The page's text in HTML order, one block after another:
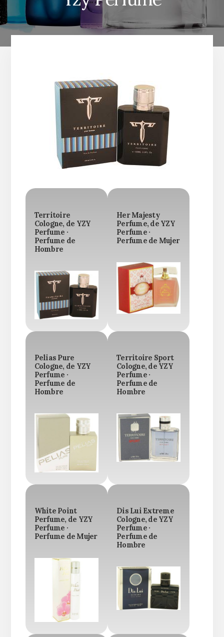
Territoire
Cologne, de YZY
Perfume ·
Perfume de
Hombre
Her Majesty
Perfume, de YZY
Perfume ·
Perfume de Mujer
Pelias Pure
Cologne, de YZY
Perfume ·
Perfume de
Hombre
Territoire Sport
Cologne, de YZY
Perfume ·
Perfume de
Hombre
White Point
Perfume, de YZY
Perfume ·
Perfume de Mujer
Dis Lui Extreme
Cologne, de YZY
Perfume ·
Perfume de
Hombre